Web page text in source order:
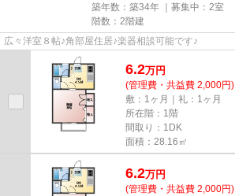
築年数：築34年 ｜募集中： 2室
階数：2階建
広々洋室８帖♪角部屋住居♪楽器相談可能です♪
6.2万円
(管理費・共益費 2,000円)
敷：1ヶ月｜礼：1ヶ月
所在階：1階
間取り：1DK
面積：28.16㎡
6.2万円
(管理費・共益費 2,000円)